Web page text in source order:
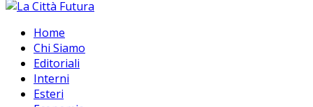
Home
Chi Siamo
Editoriali
Interni
Esteri